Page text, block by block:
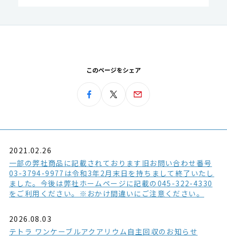
このページをシェア
2021.02.26
一部の弊社商品に記載されております旧お問い合わせ番号
03-3794-9977は令和3年2月末日を持ちまして終了いたし
ました。今後は弊社ホームページに記載の045-322-4330
をご利用ください。※おかけ間違いにご注意ください。
2026.08.03
テトラ ワンケーブルアクアリウム自主回収のお知らせ